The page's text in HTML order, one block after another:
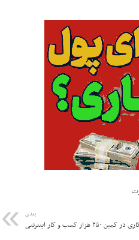
بعدی
کمین ۲۵۰ هزار کسب ‌و کار اینترنتی